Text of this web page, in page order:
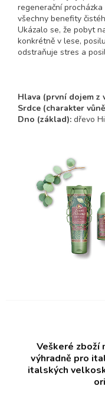
regenerační
všechny benefity
Ukázalo se, že pobyt
konkrétně v lese,
odstraňuje stres a
Hlava (první dojem z
Srdce (charakter
Dno (základ): dřevo
Veškeré zboží
výhradně pro
italských